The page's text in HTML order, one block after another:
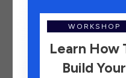
WORKSHOP
Learn How
Build Your